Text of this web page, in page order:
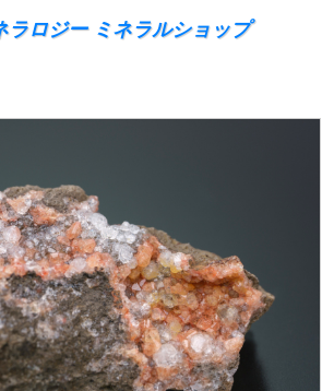
ラロジー ミネラルショップ